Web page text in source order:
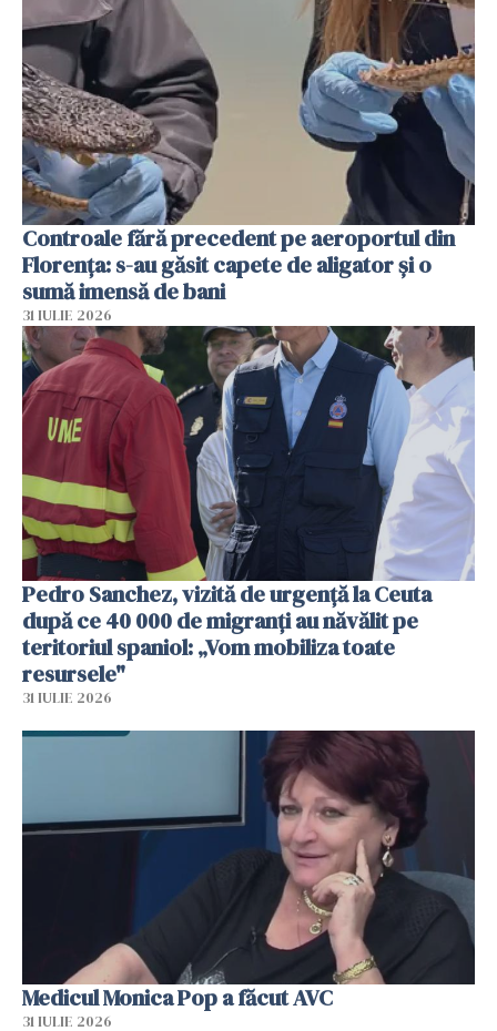
Controale fără precedent pe aeroportul din
Florența: s-au găsit capete de aligator și o
sumă imensă de bani
31 IULIE 2026
Pedro Sanchez, vizită de urgență la Ceuta
după ce 40 000 de migranți au năvălit pe
teritoriul spaniol: „Vom mobiliza toate
resursele"
31 IULIE 2026
Medicul Monica Pop a făcut AVC
31 IULIE 2026